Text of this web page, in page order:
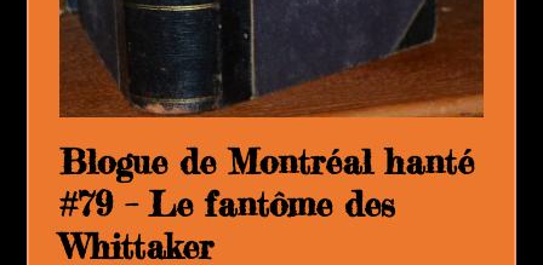
Blogue de Montréal hanté
#79 – Le fantôme des
Whittaker